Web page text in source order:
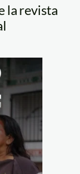
la revista